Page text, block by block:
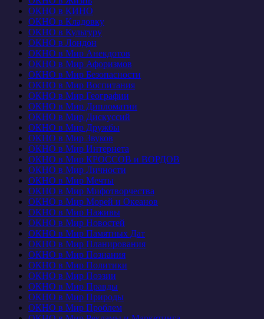
ОКНО в КИНО
ОКНО в Кладовку
ОКНО в Культуру
ОКНО в Лондон
ОКНО в Мир Анекдотов
ОКНО в Мир Афоризмов
ОКНО в Мир Безопасности
ОКНО в Мир Воспитания
ОКНО в Мир Географии
ОКНО в Мир Дипломатии
ОКНО в Мир Дискуссий
ОКНО в Мир Дружбы
ОКНО в Мир Звуков
ОКНО в Мир Интернета
ОКНО в Мир КРОССОВ и ВОРДОВ
ОКНО в Мир Личности
ОКНО в Мир Мечты
ОКНО в Мир Мифотворчества
ОКНО в Мир Морей и Океанов
ОКНО в Мир Наживы
ОКНО в Мир Новостей
ОКНО в Мир Памятных Дат
ОКНО в Мир Планирования
ОКНО в Мир Познания
ОКНО в Мир Политики
ОКНО в Мир Поэзии
ОКНО в Мир Правды
ОКНО в Мир Природы
ОКНО в Мир Проблем